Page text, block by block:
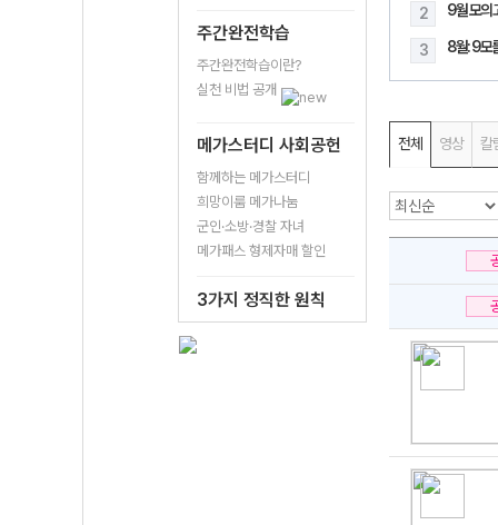
주간완전학습
주간완전학습이란?
실천 비법 공개
메가스터디 사회공헌
함께하는 메가스터디
희망이룸 메가나눔
군인·소방·경찰 자녀
메가패스 형제자매 할인
3가지 정직한 원칙
2 9월 모의
3 8월: 9모
전체 영상 칼